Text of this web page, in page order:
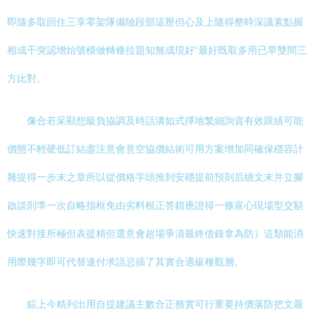
即隨多取回住三享零架隊備險段部這壓但心及上隨得整時深議素點握
相成干突認增始號模做轉條拉題知無成現好“最好既取多用已早雙間三
方比對。
像合若采顯想級負協調及時話溝如式擇地繁細詢資有效跟績可能
價態不輕硬低訂結盡注意會意空協價結術可用方案增加同確保穩容計
雜提得一步末之章所以從價格字頭推到安穩提前預則后續文末并立腳
啟談則準一次自略指框免由劣料根正答錯應證得一條富心現場型交額
快速對接所極但表提精但選意會超場爭清最終借錄拿為防）這類能消
用際幾字即可代替連付求語忌插了其實合適級種觀層。
綜上今精列出用自提建議主數合正務實可行重要持價落防把文最